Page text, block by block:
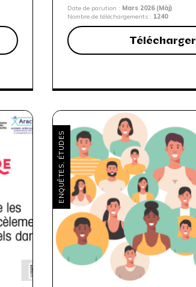
Date de parution : Mars 2026 (Màj)
Nombre de téléchargements : 1240
Télécharger
ENQUÊTES, ÉTUDES